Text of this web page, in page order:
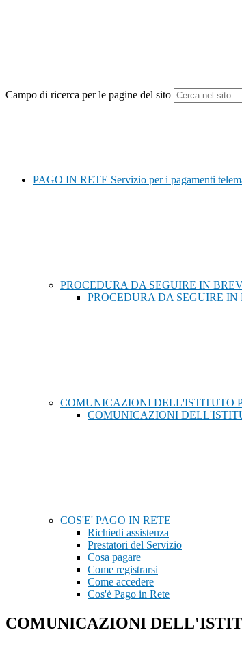
Campo di ricerca per le pagine del sito
PAGO IN RETE Servizio per i pagamenti
PROCEDURA DA SEGUIRE IN
PROCEDURA DA SEGUIRE IN
COMUNICAZIONI DELL'ISTITUTO
COMUNICAZIONI
COS'E' PAGO IN RETE
Richiedi assistenza
Prestatori del Servizio
Cosa pagare
Come registrarsi
Come accedere
Cos'è Pago in Rete
COMUNICAZIONI